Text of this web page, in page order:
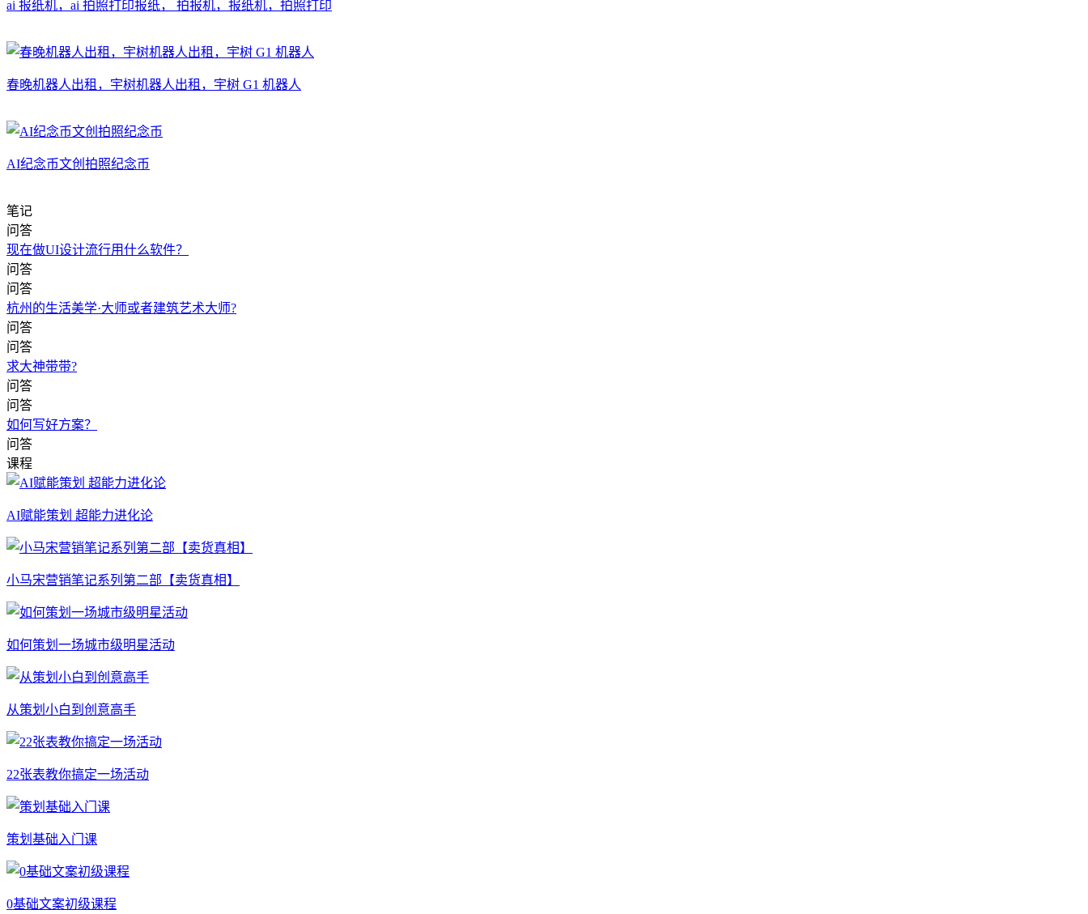
ai 报纸机，ai 拍照打印报纸， 拍报机，报纸机，拍照打印
春晚机器人出租，宇树机器人出租，宇树 G1 机器人
AI纪念币文创拍照纪念币
笔记
问答
现在做UI设计流行用什么软件？
问答
问答
杭州的生活美学·大师或者建筑艺术大师?
问答
问答
求大神带带?
问答
问答
如何写好方案？
问答
课程
AI赋能策划 超能力进化论
小马宋营销笔记系列第二部【卖货真相】
如何策划一场城市级明星活动
从策划小白到创意高手
22张表教你搞定一场活动
策划基础入门课
0基础文案初级课程